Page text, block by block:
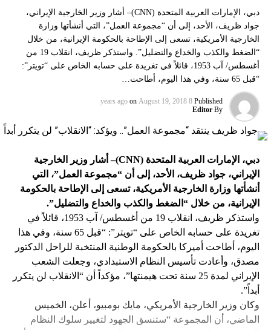
دبي، الإمارات العربية المتحدة (CNN)– أشار وزير الخارجية الإيراني،
جواد ظريف، الأحد، إلى أن “مجموعة العمل”، التي أنشأتها وزارة
الخارجية الأمريكية، تسعى إلى الإطاحة بالحكومة الإيرانية، من خلال
“الضغط والكذب والخداع والتضليل”. واستذكر ظريف، انقلاب 19 من
أغسطس/ آب 1953، قائلاً في تغريدة على حسابه الخاص على “تويتر”:
“قبل 65 سنة، وفي هذا اليوم، أطاحت…
Published
8 years ago
on August 19, 2018
By
Editor
دبي، الإمارات العربية المتحدة (CNN)– أشار وزير الخارجية
الإيراني، جواد ظريف، الأحد، إلى أن “مجموعة العمل”، التي
أنشأتها وزارة الخارجية الأمريكية، تسعى إلى الإطاحة بالحكومة
الإيرانية، من خلال “الضغط والكذب والخداع والتضليل”.
واستذكر ظريف، انقلاب 19 من أغسطس/ آب 1953، قائلاً في
تغريدة على حسابه الخاص على “تويتر”: “قبل 65 سنة، وفي هذا
اليوم، أطاحت أميركا بالحكومة الوطنية المنتخبة للراحل الدكتور
مصدق، وأعادت تأسيس النظام الاستبدادي، وجعلت الشعب
الإيراني لمدة 25 سنة تحت هيمنتها”، مؤكداً أن “الانقلاب لن يتكرر
أبداً”.
وكان وزير الخارجية الأمريكي، مايك بومبيو، أعلن، الخميس
الماضي، أن المجموعة “ستنسق الجهود لتغيير سلوك النظام